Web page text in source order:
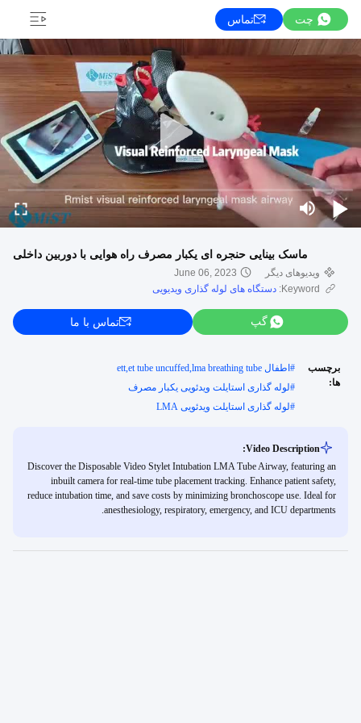
چت تماس
ماسک بینایی حنجره ای یکبار مصرف راه هوایی با دوربین داخلی
ویدیوهای دیگر
June 06, 2023
Keyword: دستگاه های لوله گذاری ویدیویی
گپ تماس با ما
برچسب
ها:
# اطفال ett,et tube uncuffed,lma breathing tube
#لوله گذاری استایلت ویدئویی یکبار مصرف
#لوله گذاری استایلت ویدئویی LMA
Video Description:
Discover the Disposable Video Stylet Intubation LMA Tube Airway, featuring an
inbuilt camera for real-time tube placement tracking. Enhance patient safety,
reduce intubation time, and save costs by minimizing bronchoscope use. Ideal for
anesthesiology, respiratory, emergency, and ICU departments.